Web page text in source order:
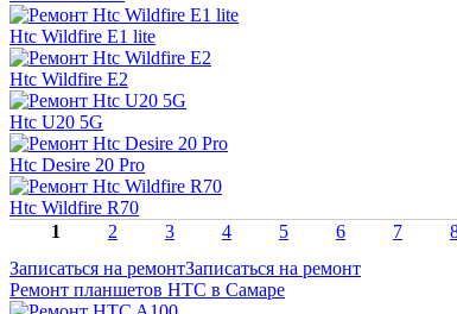
Htc Wildfire E1 lite
Htc Wildfire E2
Htc U20 5G
Htc Desire 20 Pro
Htc Wildfire R70
1
2 3 4 5 6 7
Записаться на ремонтЗаписаться на ремонт
Ремонт планшетов HTC в Самаре